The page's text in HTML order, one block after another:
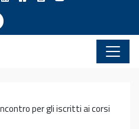
Cerca
per gli iscritti ai corsi